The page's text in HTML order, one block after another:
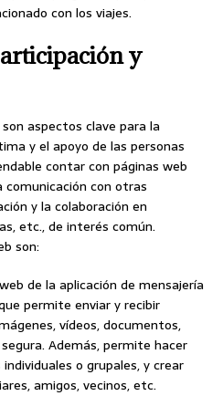
con los viajes.
y
aspectos clave para la
y el apoyo de las personas
contar con páginas web
con otras
y la colaboración en
etc., de interés común.
son:
de la aplicación de mensajería
permite enviar y recibir
vídeos, documentos,
Además, permite hacer
o grupales, y crear
amigos, vecinos, etc.